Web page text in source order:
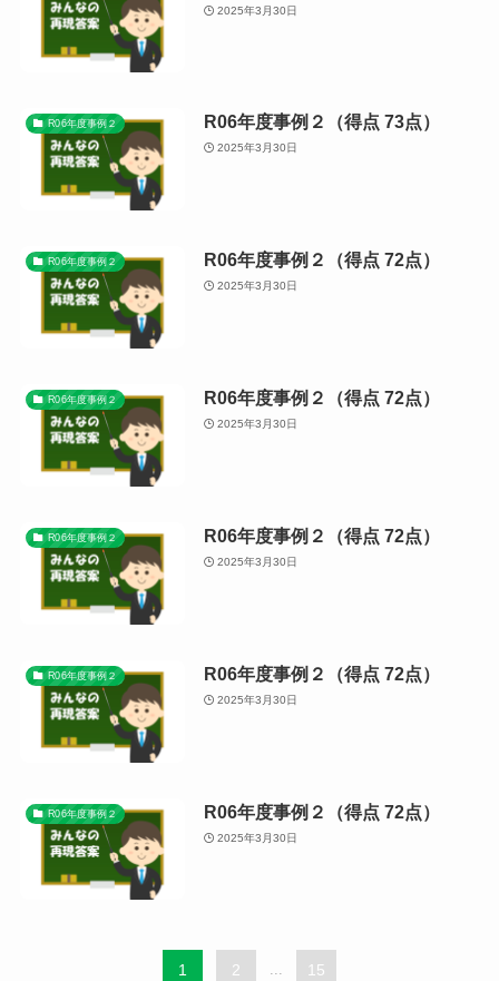
2025年3月30日
R06年度事例２ R06年度事例２（得点 73点）
2025年3月30日
R06年度事例２ R06年度事例２（得点 72点）
2025年3月30日
R06年度事例２ R06年度事例２（得点 72点）
2025年3月30日
R06年度事例２ R06年度事例２（得点 72点）
2025年3月30日
R06年度事例２ R06年度事例２（得点 72点）
2025年3月30日
R06年度事例２ R06年度事例２（得点 72点）
2025年3月30日
1 2 ... 15